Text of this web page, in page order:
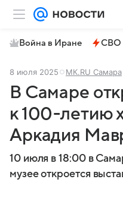
Война в Иране СВО
8 июля 2025 МК.RU Самара
В Самаре
к 100-летию
Аркадия
10 июля в 18:00 в
музее откроется